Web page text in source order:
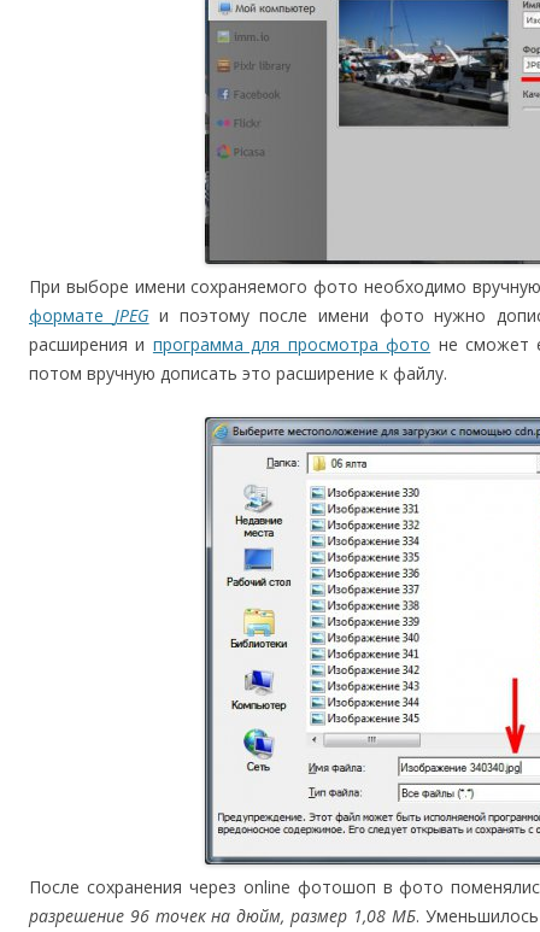
При выборе имени сохраняемого фото необходимо
формате JPEG и поэтому после имени фото нужно
расширения и программа для просмотра фото не сможет
потом вручную дописать это расширение к файлу.
После сохранения через online фотошоп в фото
разрешение 96 точек на дюйм, размер 1,08 МБ.